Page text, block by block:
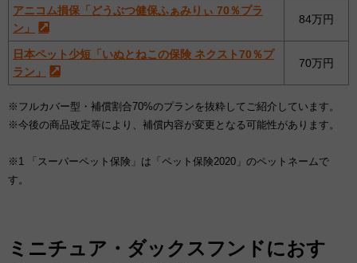
アニコム損保「どうぶつ健保ふぁみりぃ 70％プラ
ン」
84万円
日本ペット少短「いぬとねこの保険 ネクスト70％プ
ラン」
70万円
※フルカバー型・補償割合70%のプランを抜粋してご紹介しています。
※今後の商品改定等により、補償内容が変更となる可能性があります。
※1 「スーパーペット保険」は「ペット保険2020」のペットネームで
す。
ミニチュア・ダックスフンドにおす